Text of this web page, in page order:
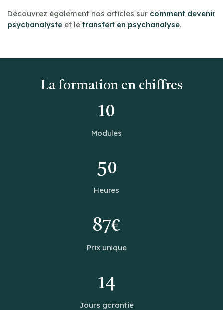
Découvrez également nos articles sur comment devenir
psychanalyste et le transfert en psychanalyse.
La formation en chiffres
10
Modules
50
Heures
87€
Prix unique
14
Jours garantie